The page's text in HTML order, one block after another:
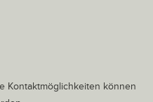
Kontaktmöglichkeiten können